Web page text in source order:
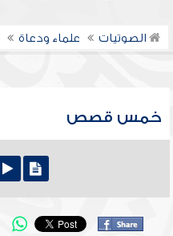
الصوتيات علماء ودعاة
خمس قصص